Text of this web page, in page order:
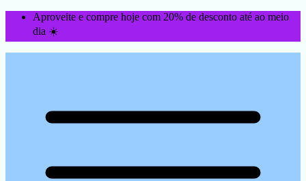
Aproveite e compre hoje com 20% de desconto até ao meio
dia ☀️